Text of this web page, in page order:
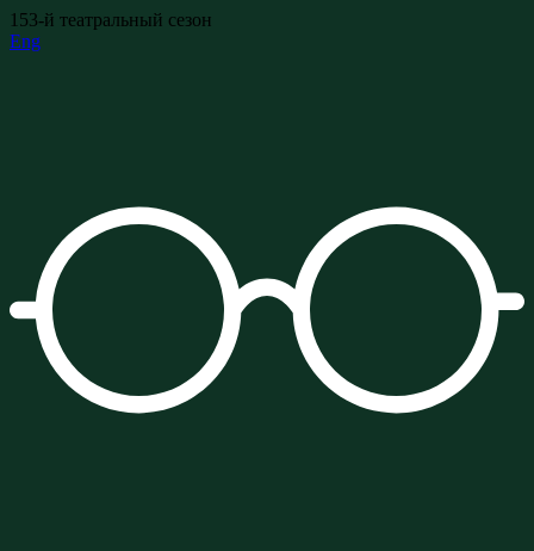
153-й театральный сезон
Eng